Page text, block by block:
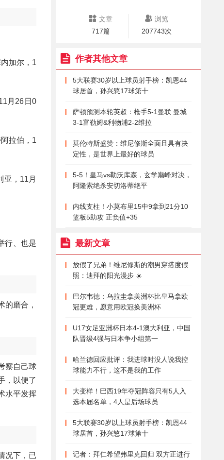
加尔，1
月26日0
拉伯，1
亚，11月
行、也是
的磨合，
察自己球
，以便了
水平发挥
况下，已
文章
717篇
浏览
207743次
作者其他文章
5大联赛30岁以上球员射手榜：凯恩44
球居首，孙兴慜17球第十
萨顿预测本轮英超：枪手5-1曼联 曼城
3-1富勒姆&利物浦2-2维拉
莫伦特斯盛赞：维尼修斯全面且具有决
定性，是世界上最好的球员
5-5！皇马vs勒沃库森，玄学巅峰对决，
阿隆索绝杀安切洛蒂绝平
内线支柱！小莫布里15中9拿到21分10
篮板5助攻 正负值+35
最新文章
放假了兄弟！维尼修斯的潮男穿搭度假
照：迪拜的阳光漫步 ☀️
巴尔韦德：乌拉圭拿美洲杯比皇马拿欧
冠更难，愿意用欧冠换美洲杯
U17女足亚洲杯日本4-1澳大利亚，中国
队晋级4强与日本争小组第一
哈兰德回应批评：我进球时没人说我控
球能力不行，这不是我的工作
大变样！巴西19年夺冠阵容只有5人入
选本届名单，4人是后场球员
5大联赛30岁以上球员射手榜：凯恩44
球居首，孙兴慜17球第十
记者：拜仁希望弗里克回归 双方正进行